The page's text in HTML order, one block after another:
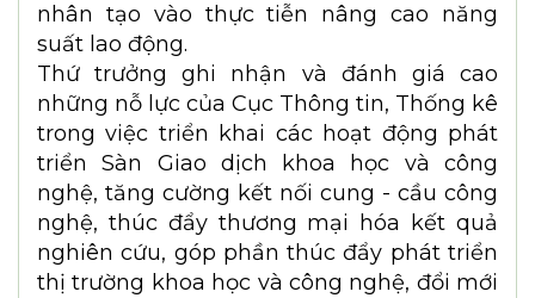
nhân tạo vào thực tiễn nâng cao năng
suất lao động.
Thứ trưởng ghi nhận và đánh giá cao
những nỗ lực của Cục Thông tin, Thống kê
trong việc triển khai các hoạt động phát
triển Sàn Giao dịch khoa học và công
nghệ, tăng cường kết nối cung - cầu công
nghệ, thúc đẩy thương mại hóa kết quả
nghiên cứu, góp phần thúc đẩy phát triển
thị trường khoa học và công nghệ, đổi mới